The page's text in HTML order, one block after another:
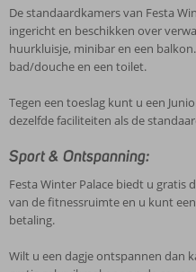
De standaardkamers van Festa
ingericht en beschikken over
huurkluisje, minibar en een
bad/douche en een toilet.
Tegen een toeslag kunt u een
dezelfde faciliteiten als de
Sport & Ontspanning:
Festa Winter Palace biedt u gratis
van de fitnessruimte en u kunt
betaling.
Wilt u een dagje ontspannen dan